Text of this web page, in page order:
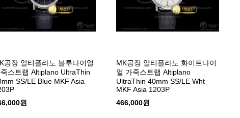
공장 알티플라노 블루다이얼
스트랩 Altiplano UltraThin
SS/LE Blue MKF Asia
원
MK공장 알티플라노 화이트다이
얼 가죽스트랩 Altiplano
UltraThin 40mm SS/LE Wht
MKF Asia 1203P
466,000원